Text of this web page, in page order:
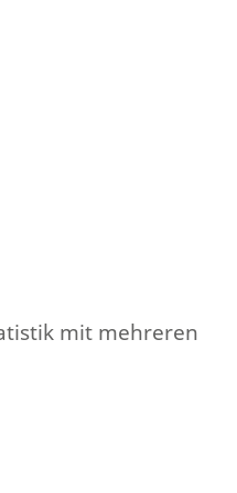
mit mehreren